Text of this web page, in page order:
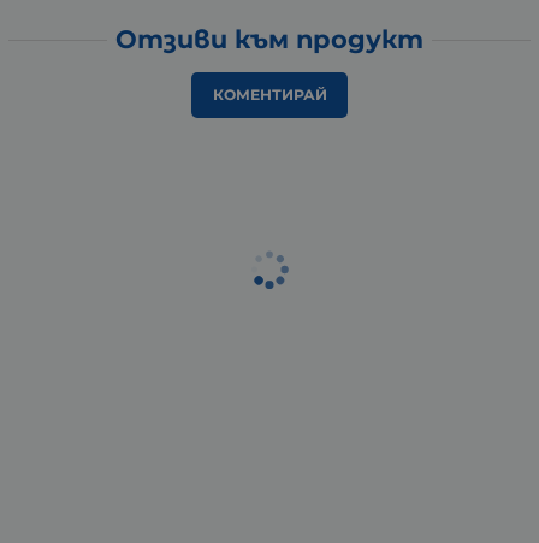
Отзиви към продукт
КОМЕНТИРАЙ